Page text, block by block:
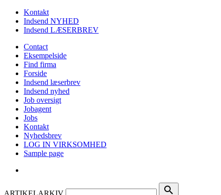
Kontakt
Indsend NYHED
Indsend LÆSERBREV
Contact
Eksempelside
Find firma
Forside
Indsend læserbrev
Indsend nyhed
Job oversigt
Jobagent
Jobs
Kontakt
Nyhedsbrev
LOG IN VIRKSOMHED
Sample page
ARTIKELARKIV search